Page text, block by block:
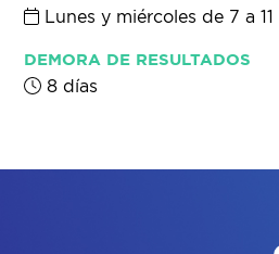
Lunes y miércoles de 7 a 11
DEMORA DE RESULTADOS
8 días